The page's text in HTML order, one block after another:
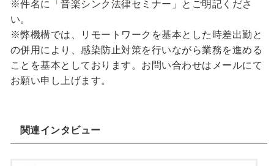
※件名に「音楽シンク法律セミナー」とご明記くださ
い。
※弊機構では、リモートワークを基本とした時差出勤と
の併用により、感染防止対策を行いながら業務を進める
ことを基本としております。お問い合わせはメールにて
お願い申し上げます。
関連インタビュー